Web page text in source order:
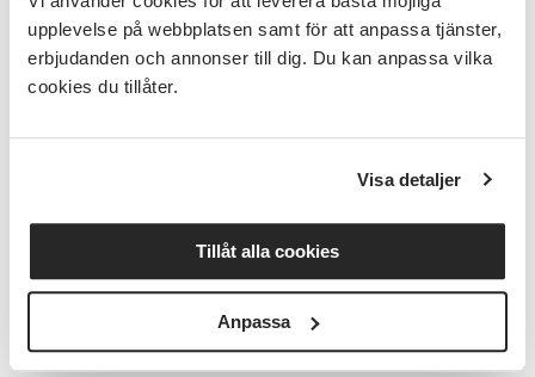
upplevelse på webbplatsen samt för att anpassa tjänster,
erbjudanden och annonser till dig. Du kan anpassa vilka
cookies du tillåter.
Visa detaljer
Tillåt alla cookies
Anpassa
Förkunskap
Inga förkunskaper krävs - bara viljan att skapa.
Kursledare
Disa Holgersson är konstnär och grafisk designer.
Hon är utbildad på Danmarks Designskola och Östra
Grevie folkhögskola med flera års erfarnhet av
undervisning och skapande verksamhet.
Viktig information
Material finns på plats och ingår i kursavgiften.
Oömma kläder!